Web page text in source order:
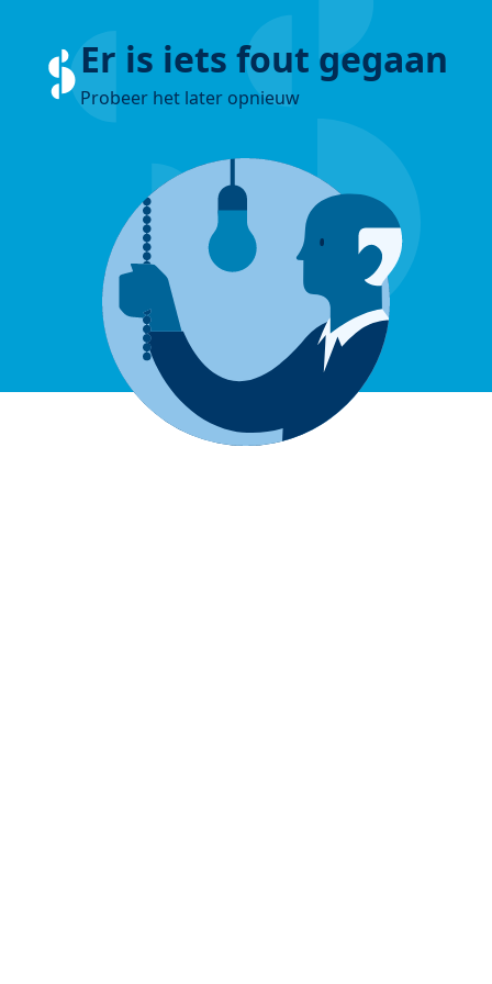
Er is iets fout gegaan
Probeer het later opnieuw